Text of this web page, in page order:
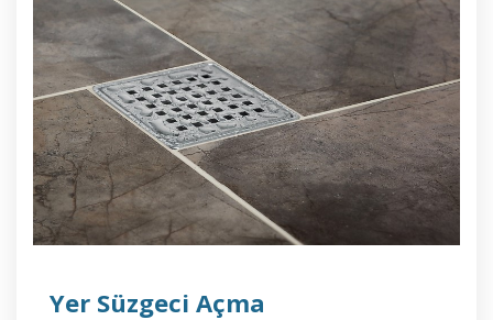
DETAYLI İNCELE
Yer Süzgeci Açma